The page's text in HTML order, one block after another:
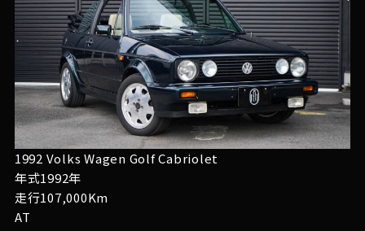
1992 Volks Wagen Golf Cabriolet
年式1992年
走行107,000Km
AT